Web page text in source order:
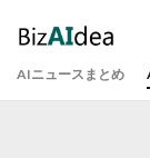
AIニュースまとめ